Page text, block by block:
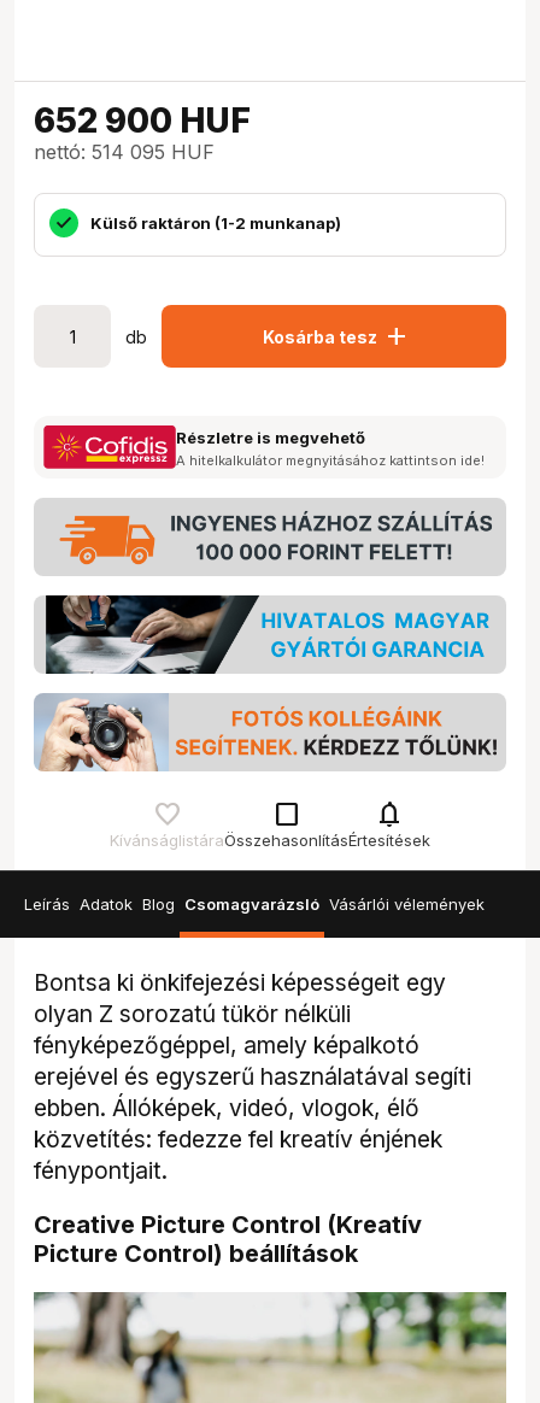
652 900 HUF
nettó: 514 095 HUF
Külső raktáron (1-2 munkanap)
db Kosárba tesz add
Részletre is megvehető
A hitelkalkulátor megnyitásához kattintson ide!
Kívánságlistára
check_box_outline_blank
Összehasonlítás
notifications
Értesítések
Leírás Adatok Blog Csomagvarázsló Vásárlói vélemények
Bontsa ki önkifejezési képességeit egy
olyan Z sorozatú tükör nélküli
fényképezőgéppel, amely képalkotó
erejével és egyszerű használatával segíti
ebben. Állóképek, videó, vlogok, élő
közvetítés: fedezze fel kreatív énjének
fénypontjait.
Creative Picture Control (Kreatív
Picture Control) beállítások